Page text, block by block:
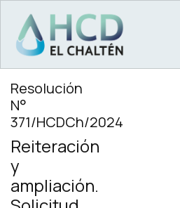
MAIN NAVIGATION
Resolución
N°
371/HCDCh/2024
Reiteración
y
ampliación.